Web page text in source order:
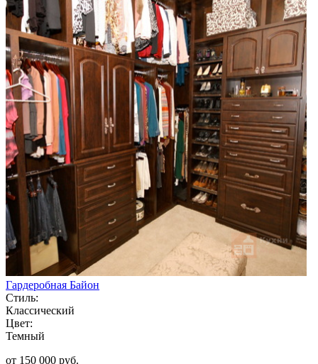
Гардеробная Байон
Стиль:
Классический
Цвет:
Темный
от 150 000 руб.